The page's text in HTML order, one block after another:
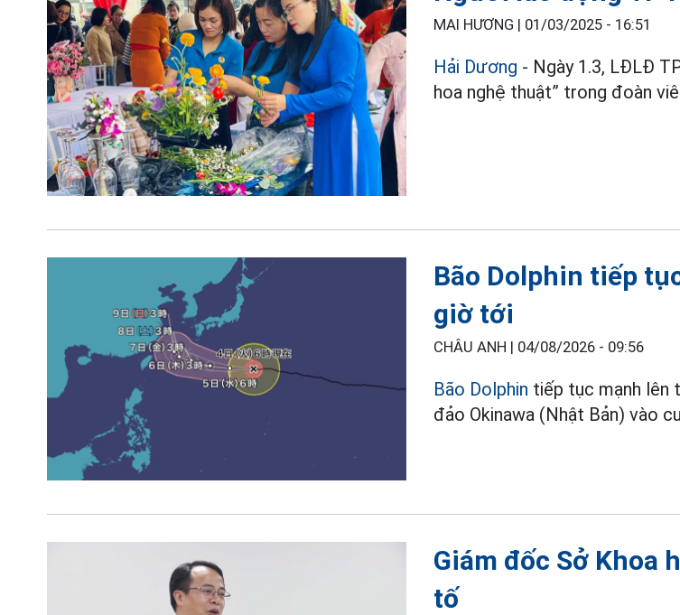
MAI HƯƠNG | 01/03/2025 - 16:51
Hải Dương - Ngày 1.3, LĐLĐ
hoa nghệ thuật” trong đoàn
Bão Dolphin tiếp
giờ tới
CHÂU ANH | 04/08/2026 - 09:56
Bão Dolphin tiếp tục mạnh lên
đảo Okinawa (Nhật Bản) vào
Giám đốc Sở Khoa
tố